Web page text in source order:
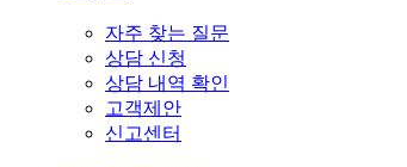
자주 찾는 질문
상담 신청
상담 내역 확인
고객제안
신고센터